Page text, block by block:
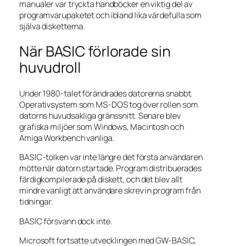
manualer var tryckta handböcker en viktig del av
programvarupaketet och ibland lika värdefulla som
själva disketterna.
När BASIC förlorade sin
huvudroll
Under 1980-talet förändrades datorerna snabbt.
Operativsystem som MS-DOS tog över rollen som
datorns huvudsakliga gränssnitt. Senare blev
grafiska miljöer som Windows, Macintosh och
Amiga Workbench vanliga.
BASIC-tolken var inte längre det första användaren
mötte när datorn startade. Program distribuerades
färdigkompilerade på diskett, och det blev allt
mindre vanligt att användare skrev in program från
tidningar.
BASIC försvann dock inte.
Microsoft fortsatte utvecklingen med GW-BASIC,